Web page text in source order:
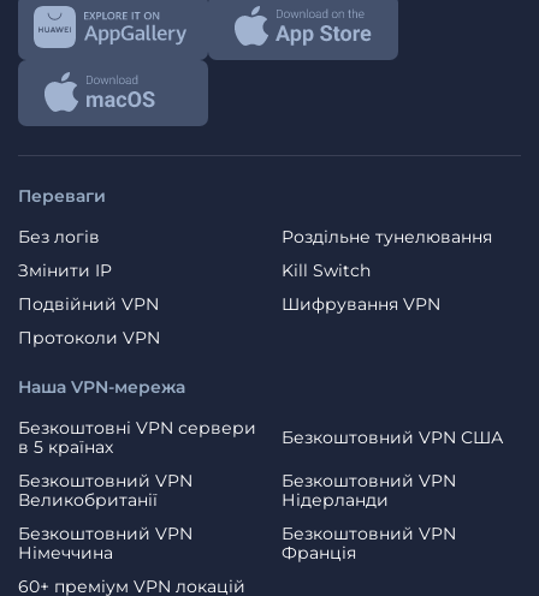
Переваги
Без логів
Роздільне тунелювання
Змінити IP
Kill Switch
Подвійний VPN
Шифрування VPN
Протоколи VPN
Наша VPN-мережа
Безкоштовні VPN сервери
в 5 країнах
Безкоштовний VPN США
Безкоштовний VPN
Великобританії
Безкоштовний VPN
Нідерланди
Безкоштовний VPN
Німеччина
Безкоштовний VPN
Франція
60+ преміум VPN локацій